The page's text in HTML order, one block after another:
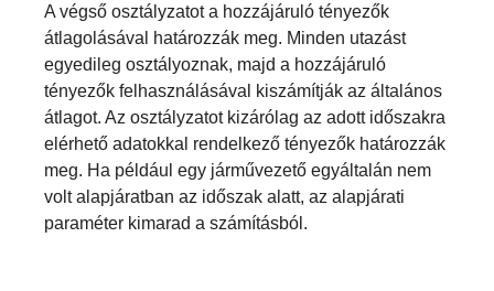
A végső osztályzatot a hozzájáruló tényezők
átlagolásával határozzák meg. Minden utazást
egyedileg osztályoznak, majd a hozzájáruló
tényezők felhasználásával kiszámítják az általános
átlagot. Az osztályzatot kizárólag az adott időszakra
elérhető adatokkal rendelkező tényezők határozzák
meg. Ha például egy járművezető egyáltalán nem
volt alapjáratban az időszak alatt, az alapjárati
paraméter kimarad a számításból.